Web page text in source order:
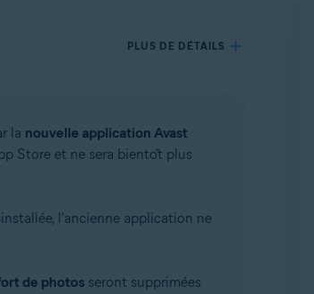
PLUS DE DÉTAILS
la nouvelle application Avast
Store et ne sera bientôt plus
l'ancienne application ne
de photosseront supprimées